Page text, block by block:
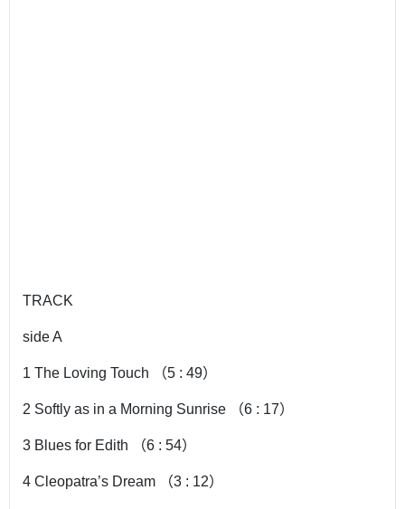
TRACK
side A
1 The Loving Touch （5 : 49）
2 Softly as in a Morning Sunrise （6 : 17）
3 Blues for Edith （6 : 54）
4 Cleopatra’s Dream （3 : 12）